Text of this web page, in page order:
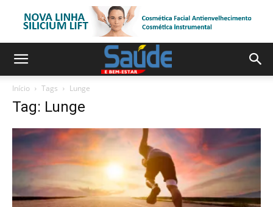
Início Tags Lunge
Tag: Lunge